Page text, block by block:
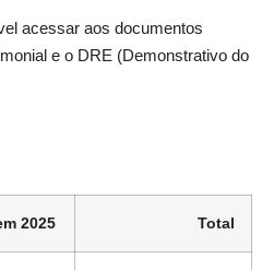
acessar aos documentos
e o DRE (Demonstrativo do
2025 Total